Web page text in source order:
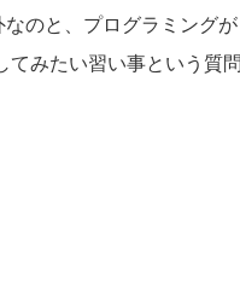
のと、プログラミング
てみたい習い事という質